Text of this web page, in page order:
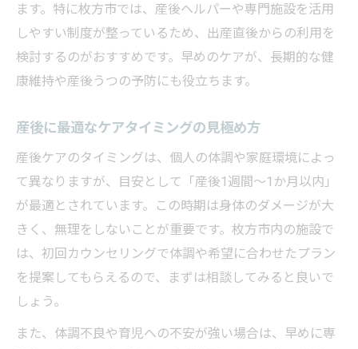
ます。特に枚方市では、産後ヘルパーや専門施設を活用
しやすい制度が整っているため、出産直後からの利用を
検討するのがおすすめです。早めのケアが、長期的な健
康維持や産後うつの予防にも役立ちます。
産後に最適なケアタイミングの見極め方
産後ケアのタイミングは、個人の体調や家庭環境によっ
て異なりますが、目安として「産後1週間〜1か月以内」
が最適とされています。この時期は身体のダメージが大
きく、無理をしないことが重要です。枚方市内の施設で
は、初回カウンセリングで体調や希望に合わせたプラン
を提案してもらえるので、まずは相談してみると良いで
しょう。
また、体調不良や育児への不安が強い場合は、早めに専